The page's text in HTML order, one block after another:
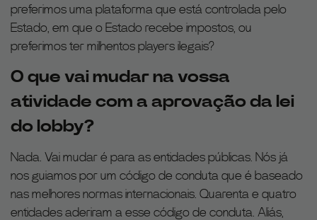
preferimos uma plataforma que está controlada pelo
Estado, em que o Estado recebe impostos, ou
preferimos ter milhentos players ilegais?
O que vai mudar na vossa
atividade com a aprovação da lei
do lobby?
Nada. Vai mudar é para as entidades públicas. Nós já
nos guiamos por um código de conduta que é baseado
nas melhores normas internacionais. Quarenta e quatro
entidades aderiram a esse código de conduta. Aliás,